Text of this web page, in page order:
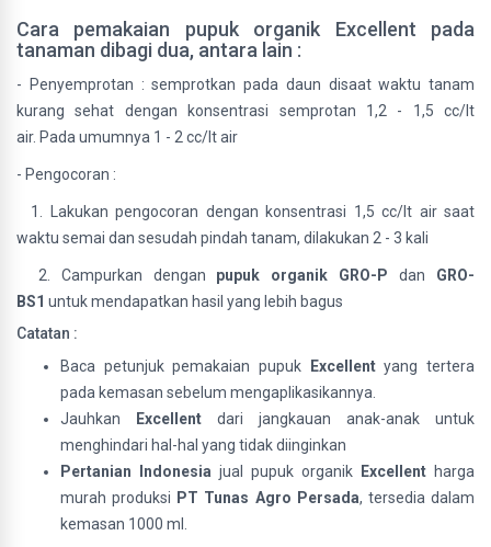
Cara pemakaian pupuk organik Excellent pada
tanaman dibagi dua, antara lain :
- Penyemprotan : semprotkan pada daun disaat waktu tanam
kurang sehat dengan konsentrasi semprotan 1,2 - 1,5 cc/lt
air. Pada umumnya 1 - 2 cc/lt air
- Pengocoran :
1. Lakukan pengocoran dengan konsentrasi 1,5 cc/lt air saat
waktu semai dan sesudah pindah tanam, dilakukan 2 - 3 kali
2. Campurkan dengan pupuk organik GRO-P dan GRO-
BS1 untuk mendapatkan hasil yang lebih bagus
Catatan :
Baca petunjuk pemakaian pupuk
Excellentyang tertera
pada kemasan sebelum mengaplikasikannya.
Jauhkan
Excellent dari jangkauan anak-anak untuk
menghindari hal-hal yang tidak diinginkan
Pertanian Indonesia jual pupuk organik Excellent harga
murah produksi PT Tunas Agro Persada, tersedia dalam
kemasan 1000 ml.